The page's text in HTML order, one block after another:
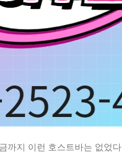
까지 이런 호스트바는 없었다